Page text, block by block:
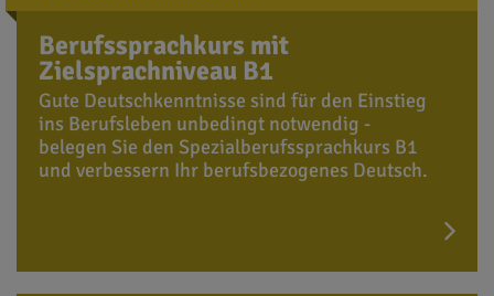
Berufssprachkurs mit
Zielsprachniveau B1
Gute Deutschkenntnisse sind für den Einstieg
ins Berufsleben unbedingt notwendig -
belegen Sie den Spezialberufssprachkurs B1
und verbessern Ihr berufsbezogenes Deutsch.